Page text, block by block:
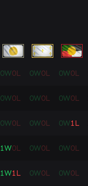
0W0L 0W0L 0W0L
0W0L 0W0L 0W0L
0W0L 0W0L 0W1L
1W0L 0W0L 0W0L
1W1L 0W0L 0W0L